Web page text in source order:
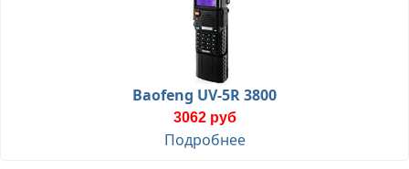
Baofeng UV-5R 3800
3062 руб
Подробнее